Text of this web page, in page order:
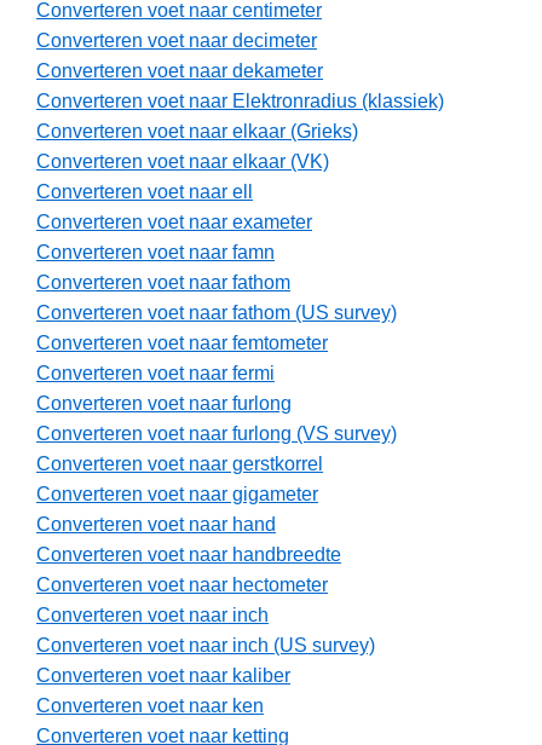
Converteren voet naar centimeter
Converteren voet naar decimeter
Converteren voet naar dekameter
Converteren voet naar Elektronradius (klassiek)
Converteren voet naar elkaar (Grieks)
Converteren voet naar elkaar (VK)
Converteren voet naar ell
Converteren voet naar exameter
Converteren voet naar famn
Converteren voet naar fathom
Converteren voet naar fathom (US survey)
Converteren voet naar femtometer
Converteren voet naar fermi
Converteren voet naar furlong
Converteren voet naar furlong (VS survey)
Converteren voet naar gerstkorrel
Converteren voet naar gigameter
Converteren voet naar hand
Converteren voet naar handbreedte
Converteren voet naar hectometer
Converteren voet naar inch
Converteren voet naar inch (US survey)
Converteren voet naar kaliber
Converteren voet naar ken
Converteren voet naar ketting